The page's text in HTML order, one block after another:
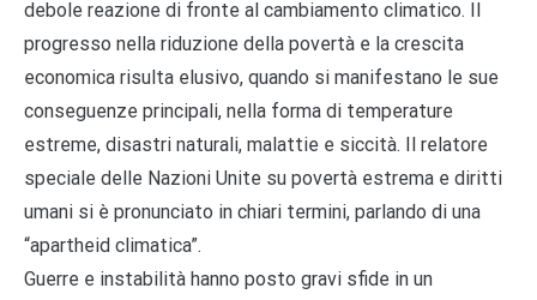
debole reazione di fronte al cambiamento climatico. Il
progresso nella riduzione della povertà e la crescita
economica risulta elusivo, quando si manifestano le sue
conseguenze principali, nella forma di temperature
estreme, disastri naturali, malattie e siccità. Il relatore
speciale delle Nazioni Unite su povertà estrema e diritti
umani si è pronunciato in chiari termini, parlando di una
“apartheid climatica”.
Guerre e instabilità hanno posto gravi sfide in un